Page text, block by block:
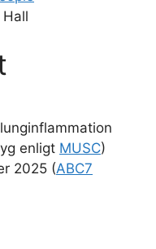
enligt MUSC)
2025 (ABC7